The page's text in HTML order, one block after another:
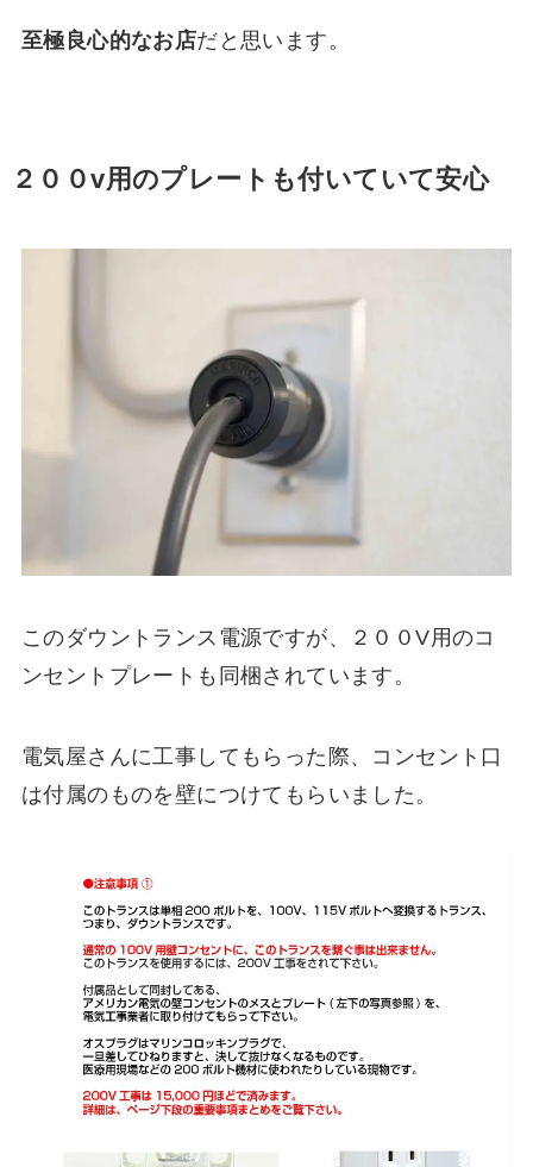
至極良心的なお店だと思います。
２００v用のプレートも付いていて安心
このダウントランス電源ですが、２００V用のコ
ンセントプレートも同梱されています。
電気屋さんに工事してもらった際、コンセント口
は付属のものを壁につけてもらいました。